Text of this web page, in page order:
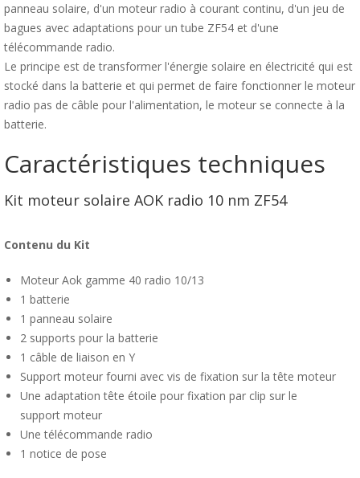
panneau solaire, d'un moteur radio à courant continu, d'un jeu de
bagues avec adaptations pour un tube ZF54 et d'une
télécommande radio.
Le principe est de transformer l'énergie solaire en électricité qui est
stocké dans la batterie et qui permet de faire fonctionner le moteur
radio pas de câble pour l'alimentation, le moteur se connecte à la
batterie.
Caractéristiques techniques
Kit moteur solaire AOK radio 10 nm ZF54
Contenu du Kit
Moteur Aok gamme 40 radio 10/13
1 batterie
1 panneau solaire
2 supports pour la batterie
1 câble de liaison en Y
Support moteur fourni avec vis de fixation sur la tête moteur
Une adaptation tête étoile pour fixation par clip sur le
support moteur
Une télécommande radio
1 notice de pose